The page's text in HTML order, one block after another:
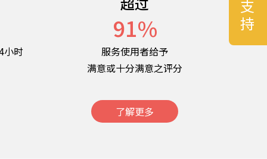
小时
91%
服务使用者给予
满意或十分满意之评分
了解更多